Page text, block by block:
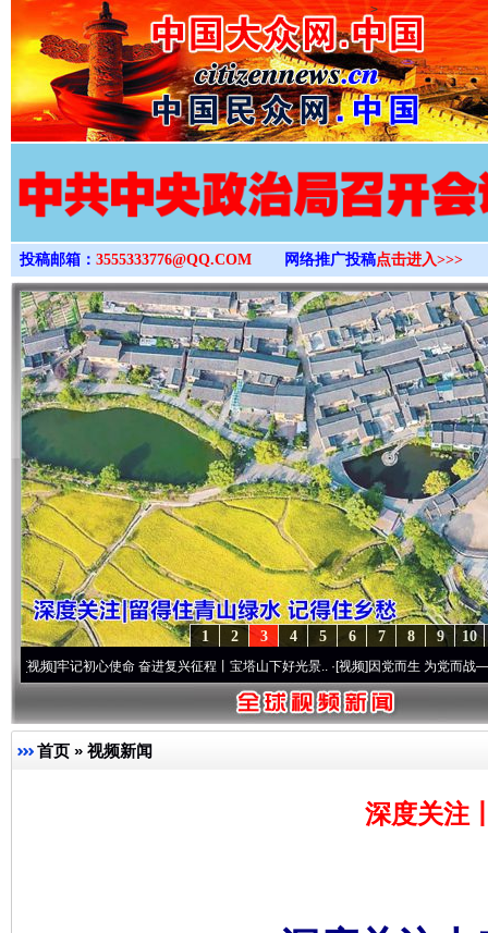
>
投稿邮箱： 3555333776@QQ.COM 网络推广投稿点击进入>>>
10
9
8
7
6
5
4
3
2
1
初心使命 奋进复兴征程丨宝塔山下好光景..·[视频]因党而生 为党而战——百年“纪”
首页 » 视频新闻
深度关注